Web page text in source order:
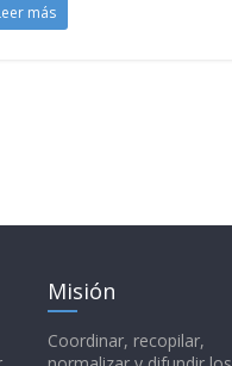
más
Misión
Coordinar, recopilar,